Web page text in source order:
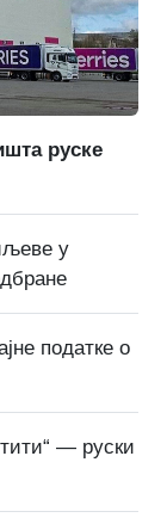
руске
у
податке о
— руски